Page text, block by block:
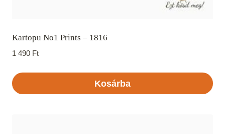
Kartopu No1 Prints – 1816
1 490 Ft
Kosárba